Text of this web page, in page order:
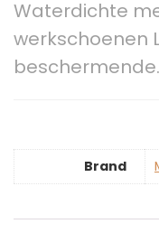
Waterdichte
werkschoenen
Brand